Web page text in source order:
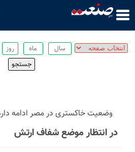
وضعیت خاکستری در مصر ادامه
در انتظار موضع شفاف ارتش